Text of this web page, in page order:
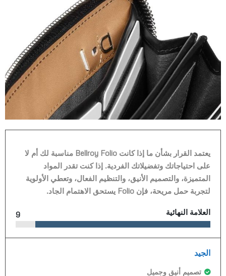
يعتمد القرار بشأن ما إذا كانت Bellroy Folio مناسبة لك أم لا
على احتياجاتك وتفضيلاتك الفردية. إذا كنت تقدر المواد
المتميزة، والتصميم الأنيق، والتنظيم الفعال، وتعطي الأولوية
لتجربة حمل مريحة، فإن Folio يستحق الاهتمام الجاد.
العلامة النهائية 9
الجيد
تصميم أنيق وجميل